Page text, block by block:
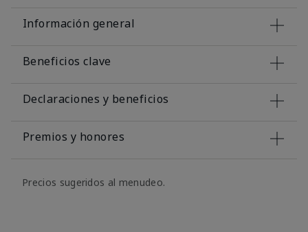
Información general
Beneficios clave
Declaraciones y beneficios
Premios y honores
Precios sugeridos al menudeo.